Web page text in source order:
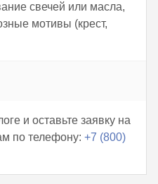
свечей или масла,
мотивы (крест,
и оставьте заявку на
по телефону: +7 (800)